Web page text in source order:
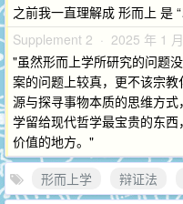
之前我一直理解成 形而上 是 “
Supplement 2 · 2025 年 1
"虽然形而上学所研究的问题
案的问题上较真，更不该宗
源与探寻事物本质的思维方
学留给现代哲学最宝贵的东
价值的地方。"
形而上学 辩证法